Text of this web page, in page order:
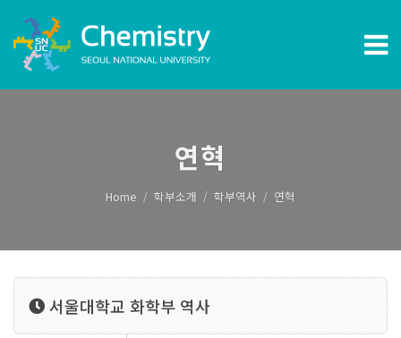
연혁
Home 학부소개 학부역사 연혁
서울대학교 화학부 역사